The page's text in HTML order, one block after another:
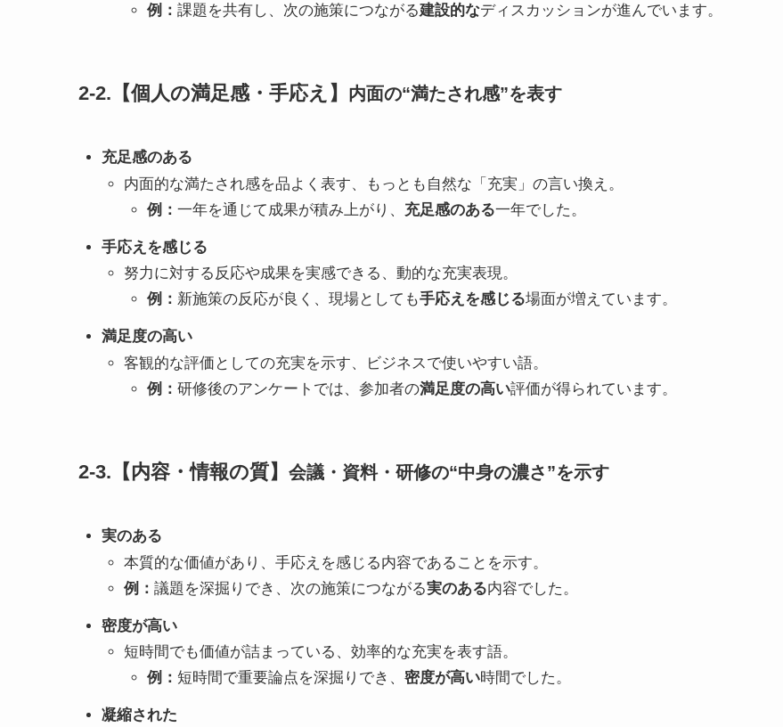
例： 課題を共有し、次の施策につながる建設的なディスカッションが進んでいます。
2-2.【個人の満足感・手応え】 内面の“満たされ感”を表す
充足感のある
内面的な満たされ感を品よく表す、もっとも自然な「充実」の言い換え。
例： 一年を通じて成果が積み上がり、 充足感のある一年でした。
手応えを感じる
努力に対する反応や成果を実感できる、動的な充実表現。
例： 新施策の反応が良く、現場としても手応えを感じる場面が増えています。
満足度の高い
客観的な評価としての充実を示す、ビジネスで使いやすい語。
例： 研修後のアンケートでは、参加者の満足度の高い評価が得られています。
2-3.【内容・情報の質】 会議・資料・研修の“中身の濃さ”を示す
実のある
本質的な価値があり、手応えを感じる内容であることを示す。
例： 議題を深掘りでき、次の施策につながる実のある内容でした。
密度が高い
短時間でも価値が詰まっている、効率的な充実を表す語。
例： 短時間で重要論点を深掘りでき、 密度が高い時間でした。
凝縮された